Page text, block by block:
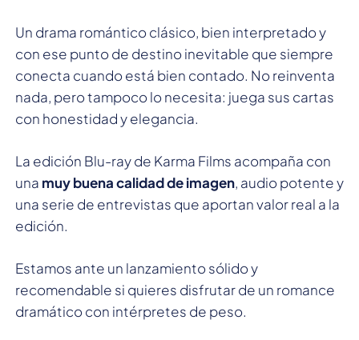
Un drama romántico clásico, bien interpretado y
con ese punto de destino inevitable que siempre
conecta cuando está bien contado. No reinventa
nada, pero tampoco lo necesita: juega sus cartas
con honestidad y elegancia.
La edición Blu-ray de Karma Films acompaña con
una muy buena calidad de imagen, audio potente y
una serie de entrevistas que aportan valor real a la
edición.
Estamos ante un lanzamiento sólido y
recomendable si quieres disfrutar de un romance
dramático con intérpretes de peso.